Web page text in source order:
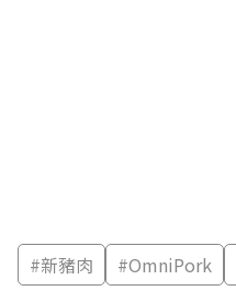
#新豬肉 #OmniPork